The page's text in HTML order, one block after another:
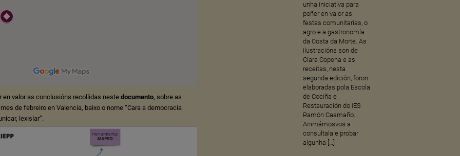
en valor as conclusións recollidas nestedocumento, sobre as
de febreiro en Valencia, baixo o nome “Cara a democracia
lexislar”.
unha iniciativa para
poñer en valor as
festas comunitarias, o
agro e a gastronomía
da Costa da Morte. As
ilustracións son de
Clara Copena e as
receitas, nesta
segunda edición, foron
elaboradas pola Escola
de Cociña e
Restauración do IES
Ramón Caamaño.
Animámosvos a
consultala e probar
algunha […]